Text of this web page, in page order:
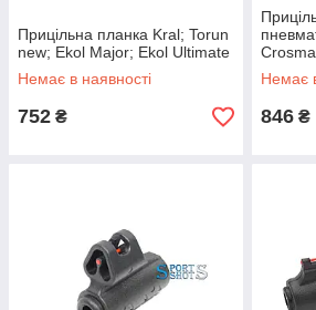
Прицільна планка Kral; Torun
new; Ekol Major; Ekol Ultimate
Немає в наявності
752 ₴
Немає
846 ₴